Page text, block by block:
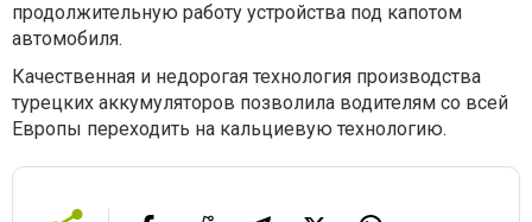
продолжительную работу устройства под капотом
автомобиля.
Качественная и недорогая технология производства
турецких аккумуляторов позволила водителям со всей
Европы переходить на кальциевую технологию.